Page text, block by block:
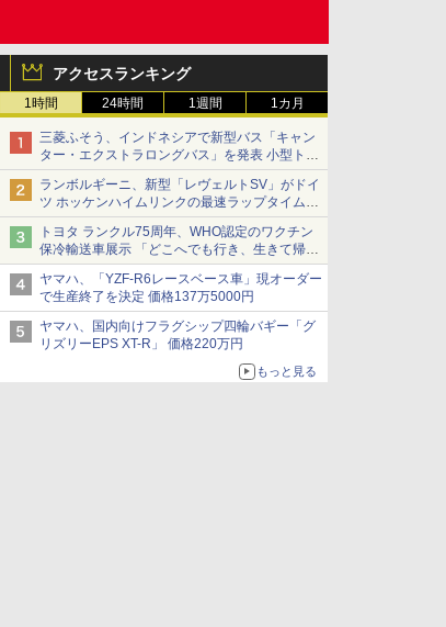
アクセスランキング
1時間 24時間 1週間 1カ月
三菱ふそう、インドネシアで新型バス「キャン
ター・エクストラロングバス」を発表 小型トラ
ックベースの観光・旅客輸送向けバス
ランボルギーニ、新型「レヴェルトSV」がドイ
ツ ホッケンハイムリンクの最速ラップタイムを
記録
トヨタ ランクル75周年、WHO認定のワクチン
保冷輸送車展示 「どこへでも行き、生きて帰っ
てこられる」ランドクルーザーで命をつなぐ
ヤマハ、「YZF-R6レースベース車」現オーダー
で生産終了を決定 価格137万5000円
ヤマハ、国内向けフラグシップ四輪バギー「グ
リズリーEPS XT-R」 価格220万円
もっと見る